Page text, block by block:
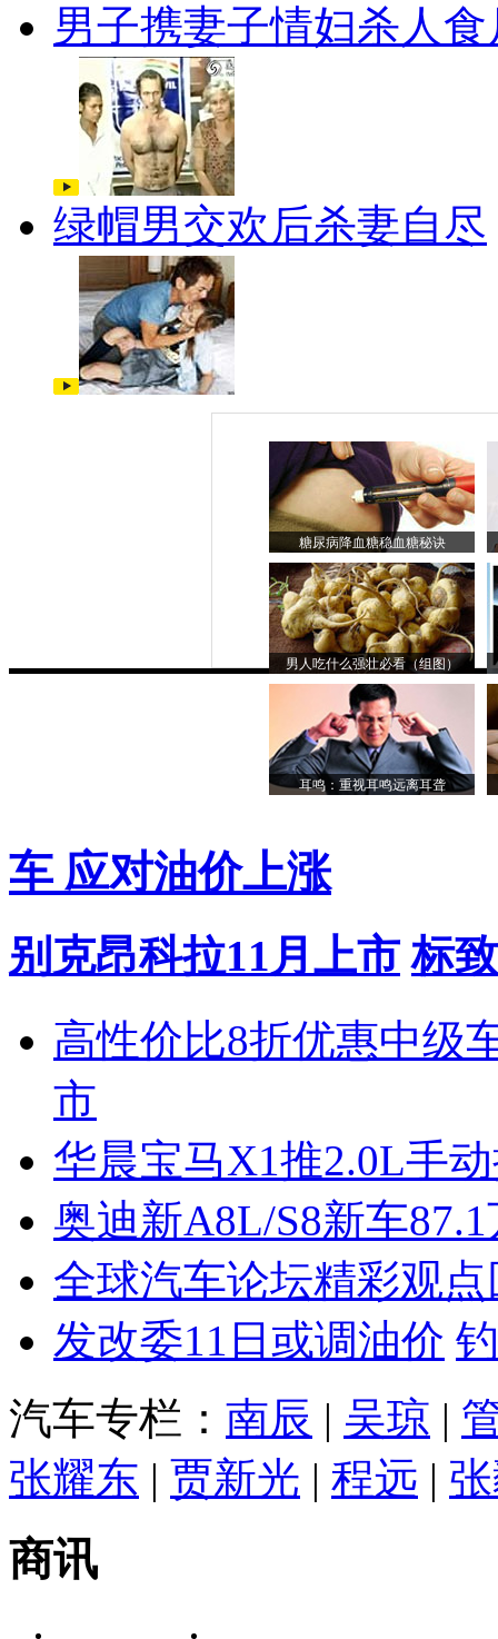
男子携妻子情妇杀人食
绿帽男交欢后杀妻自尽
糖尿病降血糖稳血糖秘诀
男人吃什么强壮必看（组图）
耳鸣：重视耳鸣远离耳聋
车 应对油价上涨
别克昂科拉11月上市 标
高性价比8折优惠中级
市
华晨宝马X1推2.0L手
奥迪新A8L/S8新车
全球汽车论坛精彩观点
发改委11日或调油价
汽车专栏： 南辰 | 吴琼 |
张耀东 | 贾新光 | 程远 |
商讯